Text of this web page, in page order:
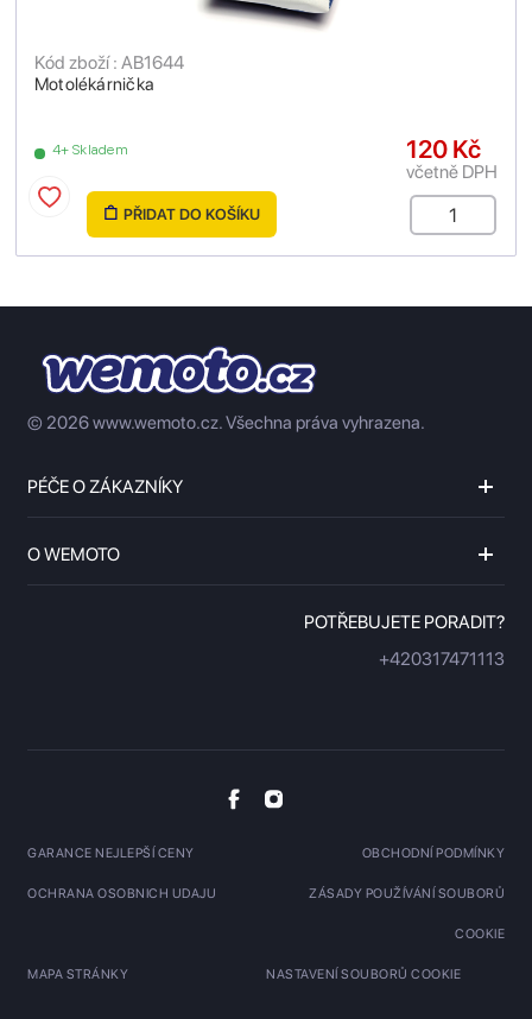
Motolékárnička
Kód zboží : AB1644
4+ Skladem 120 Kč
včetně DPH
PŘIDAT DO KOŠÍKU
© 2026 www.wemoto.cz.Všechna práva vyhrazena.
PÉČE O ZÁKAZNÍKY
O WEMOTO
POTŘEBUJETE PORADIT?
+420317471113
GARANCE NEJLEPŠÍ CENY OBCHODNÍ PODMÍNKY
OCHRANA OSOBNICH UDAJU ZÁSADY POUŽÍVÁNÍ SOUBORŮ
COOKIE
MAPA STRÁNKY NASTAVENÍ SOUBORŮ COOKIE